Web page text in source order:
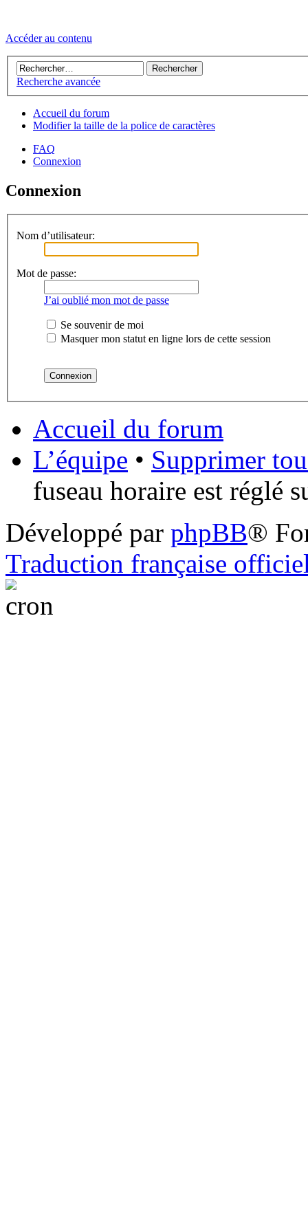
Accéder au contenu
Recherche avancée
Accueil du forum
Modifier la taille de la police de caractères
FAQ
Connexion
Connexion
Nom d’utilisateur:
Mot de passe:
J’ai oublié mon mot de passe
Se souvenir de moi
Masquer mon statut en ligne lors de cette session
Accueil du forum
L’équipe • Supprimer
fuseau horaire est réglé
Développé par phpBB®
Traduction française